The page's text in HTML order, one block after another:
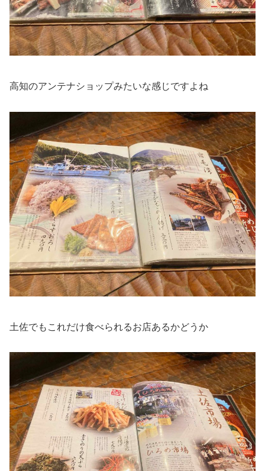
高知のアンテナショップみたいな感じですよね
土佐でもこれだけ食べられるお店あるかどうか